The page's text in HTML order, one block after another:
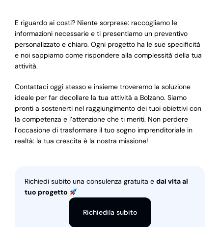
E riguardo ai costi? Niente sorprese: raccogliamo le
informazioni necessarie e ti presentiamo un preventivo
personalizzato e chiaro. Ogni progetto ha le sue specificità
e noi sappiamo come rispondere alla complessità della tua
attività.
Contattaci oggi stesso e insieme troveremo la soluzione
ideale per far decollare la tua attività a Bolzano. Siamo
pronti a sostenerti nel raggiungimento dei tuoi obiettivi con
la competenza e l’attenzione che ti meriti. Non perdere
l’occasione di trasformare il tuo sogno imprenditoriale in
realtà: la tua crescita è la nostra missione!
Richiedi subito una consulenza gratuita e dai vita al
tuo progetto
Richiedila subito